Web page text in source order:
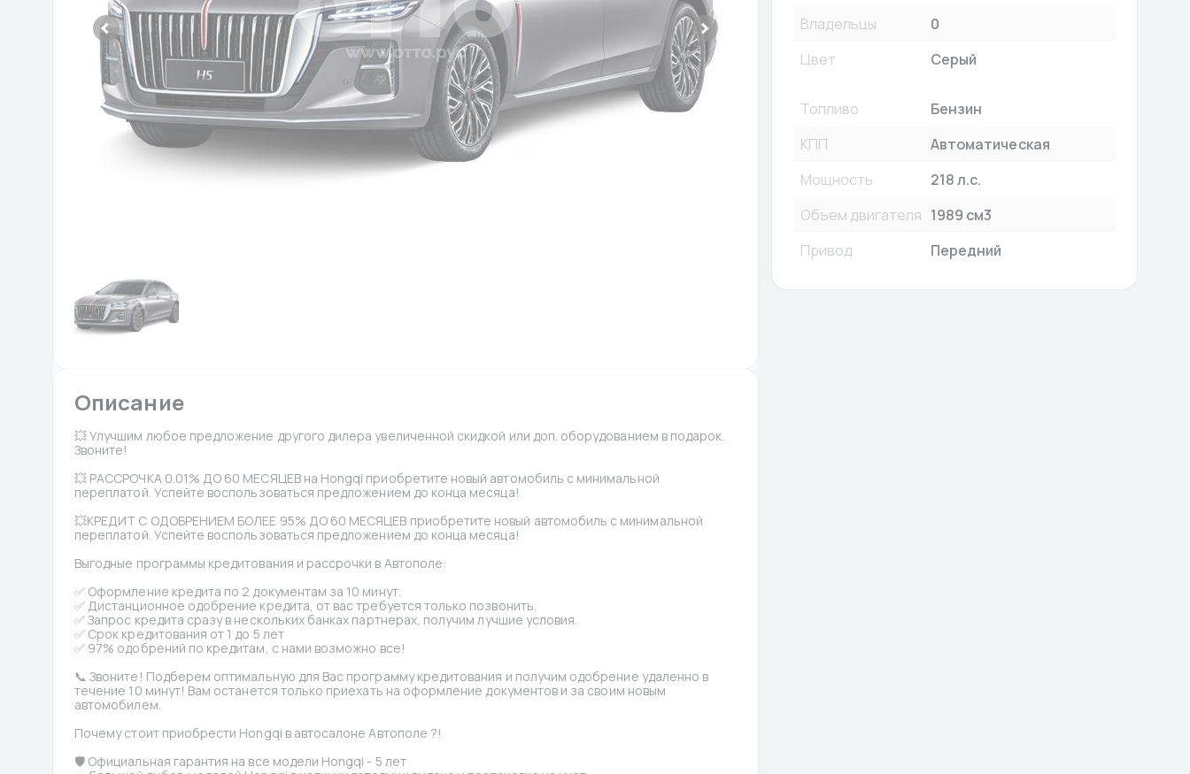
Описание
💥 Улучшим любое предложение другого дилера увеличенной скидкой или доп. оборудованием в подарок.
Звоните!
💥 РАССРОЧКА 0.01% ДО 60 МЕСЯЦЕВ на Hongqi приобретите новый автомобиль с минимальной
переплатой. Успейте воспользоваться предложением до конца месяца!
💥КРЕДИТ С ОДОБРЕНИЕМ БОЛЕЕ 95% ДО 60 МЕСЯЦЕВ приобретите новый автомобиль с минимальной
переплатой. Успейте воспользоваться предложением до конца месяца!
Выгодные программы кредитования и рассрочки в Автополе:
✅ Оформление кредита по 2 документам за 10 минут.
✅ Дистанционное одобрение кредита, от вас требуется только позвонить.
✅ Запрос кредита сразу в нескольких банках партнерах, получим лучшие условия.
✅ Срок кредитования от 1 до 5 лет
✅ 97% одобрений по кредитам, с нами возможно все!
📞 Звоните! Подберем оптимальную для Вас программу кредитования и получим одобрение удаленно в
течение 10 минут! Вам останется только приехать на оформление документов и за своим новым
автомобилем.
Почему стоит приобрести Hongqi в автосалоне Автополе ?!
🛡 Официальная гарантия на все модели Hongqi - 5 лет
Владельцы
0
Цвет
Серый
Топливо
Бензин
КПП
Автоматическая
Мощность
218 л.с.
Объем двигателя 1989 см3
Привод
Передний